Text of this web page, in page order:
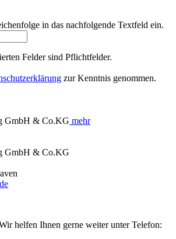
in das nachfolgende Textfeld ein.
Felder sind Pflichtfelder.
zur Kenntnis genommen.
GmbH & Co.KG mehr
GmbH & Co.KG
helfen Ihnen gerne weiter unter Telefon: